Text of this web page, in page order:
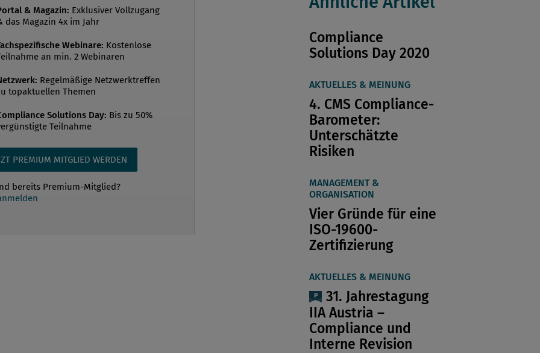
Größe eines Unternehmens mit
Compliance-Organisation können
Compliance-Schulungen der
nicht allein durch den Compliance
dessen Mitarbeiter durchgeführt
der Einsatz von externen
Schulungen ist häufig aus
bzw. der Erforderlichkeit der
& Magazin: Exklusiver Vollzugang
das Magazin 4x im Jahr
Webinare: Kostenlose
an min. 2 Webinaren
Regelmäßige Netzwerktreffen
topaktuellen Themen
Solutions Day: Bis zu 50%
Teilnahme
PREMIUM MITGLIED WERDEN
bereits Premium-Mitglied?
Compliance
Solutions Day 2020
AKTUELLES & MEINUNG
4. CMS Compliance-
Barometer:
Unterschätzte
Risiken
MANAGEMENT &
ORGANISATION
Vier Gründe für eine
ISO-19600-
Zertifizierung
AKTUELLES & MEINUNG
31. Jahrestagung
IIA Austria –
Compliance und
Interne Revision